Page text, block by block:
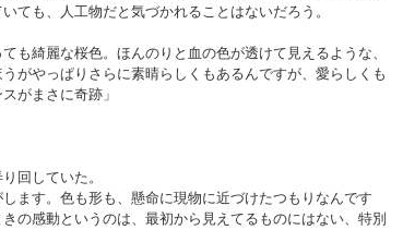
ても、人工物だと気づかれることはないだろう。
も綺麗な桜色。ほんのりと血の色が透けて見えるような、
がやっぱりさらに素晴らしくもあるんですが、愛らしくも
がまさに奇跡」
回していた。
ます。色も形も、懸命に現物に近づけたつもりなんです
の感動というのは、最初から見えてるものにはない、特別